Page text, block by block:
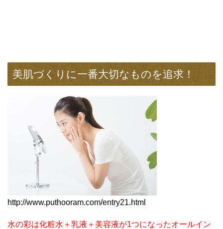
美肌づくりに一番大切なものを追求！
http://www.puthooram.com/entry21.html
水の彩は化粧水＋乳液＋美容液が1つになったオールイン